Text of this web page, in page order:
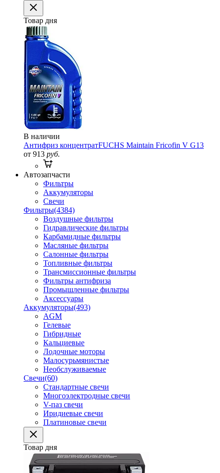
Товар дня
В наличии
Антифриз концентратFUCHS Maintain Fricofin V G13
от 913 руб.
Автозапчасти
Фильтры
Аккумуляторы
Свечи
Фильтры(4384)
Воздушные фильтры
Гидравлические фильтры
Карбамидные фильтры
Масляные фильтры
Салонные фильтры
Топливные фильтры
Трансмиссионные фильтры
Фильтры антифриза
Промышленные фильтры
Аксессуары
Аккумуляторы(493)
AGM
Гелевые
Гибридные
Кальциевые
Лодочные моторы
Малосурьмянистые
Необслуживаемые
Свечи(60)
Стандартные свечи
Многоэлектродные свечи
V-паз свечи
Иридиевые свечи
Платиновые свечи
Товар дня